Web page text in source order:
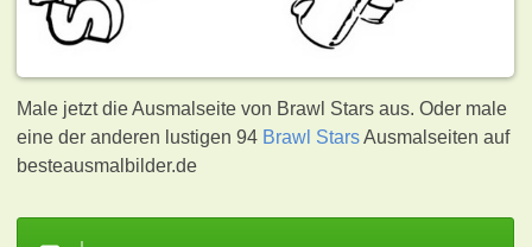
Male jetzt die Ausmalseite von Brawl Stars aus. Oder male
eine der anderen lustigen 94 Brawl StarsAusmalseiten auf
besteausmalbilder.de